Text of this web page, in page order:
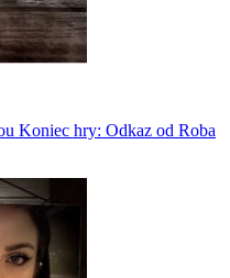
Koniec hry: Odkaz od Roba